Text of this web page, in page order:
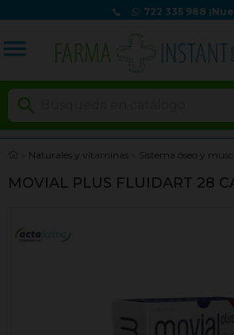
722 335 988
menu

Naturales y vitaminas Sistema óseo y
MOVIAL PLUS FLUIDART 28